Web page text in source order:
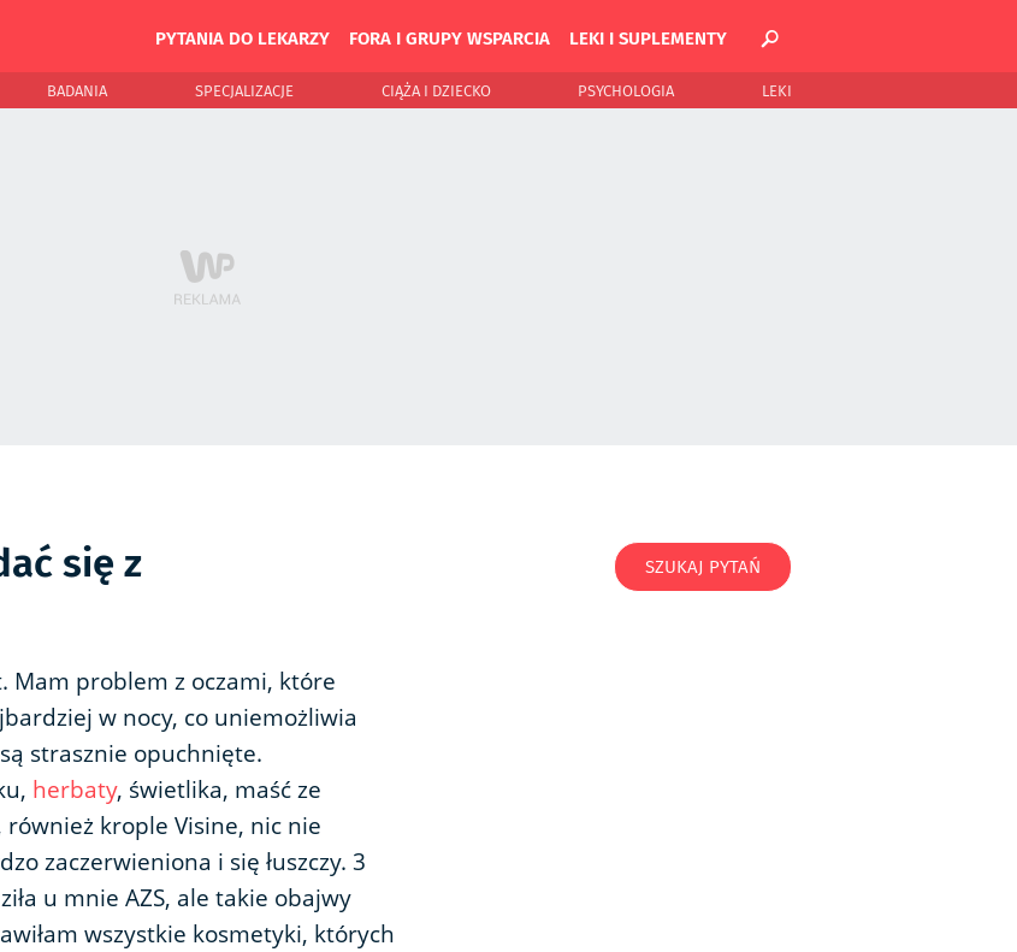
PYTANIA DO LEKARZY FORA I GRUPY WSPARCIA LEKI I SUPLEMENTY
BADANIA SPECJALIZACJE CIĄŻA I DZIECKO PSYCHOLOGIA LEKI
się z
Mam problem z oczami, które
w nocy, co uniemożliwia
strasznie opuchnięte.
herbaty, świetlika, maść ze
krople Visine, nic nie
zaczerwieniona i się łuszczy. 3
u mnie AZS, ale takie obajwy
wszystkie kosmetyki, których
SZUKAJ PYTAŃ